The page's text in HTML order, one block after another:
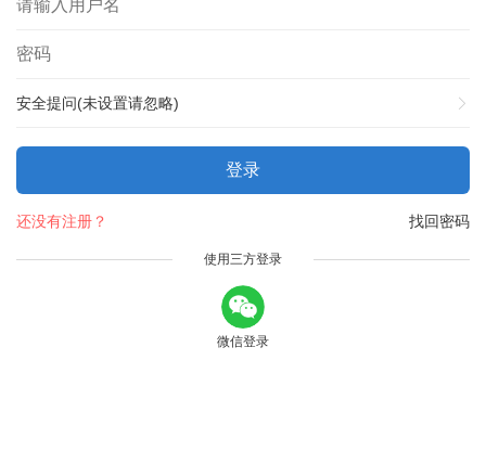
安全提问(未设置请忽略)
登录
找回密码
还没有注册？
使用三方登录
微信登录